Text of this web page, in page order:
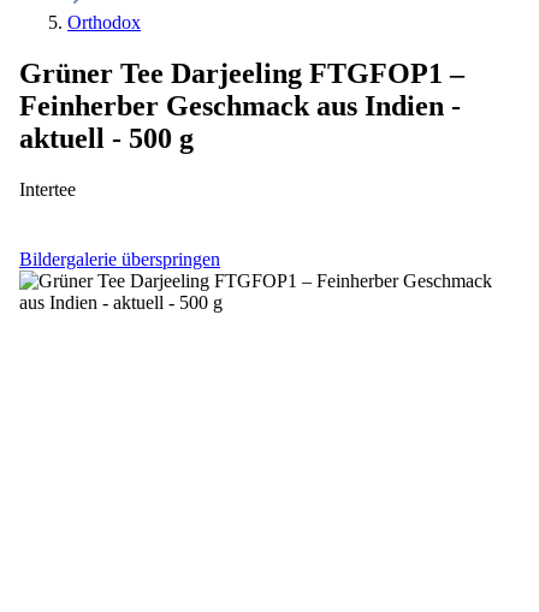
Orthodox
Grüner Tee Darjeeling FTGFOP1 –
Feinherber Geschmack aus Indien -
aktuell - 500 g
Intertee
Bildergalerie überspringen